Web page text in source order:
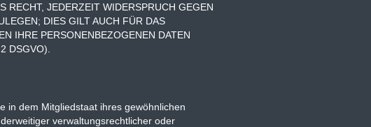
RECHT, JEDERZEIT WIDERSPRUCH GEGEN
DIES GILT AUCH FÜR DAS
IHRE PERSONENBEZOGENEN DATEN
DSGVO).
in dem Mitgliedstaat ihres gewöhnlichen
verwaltungsrechtlicher oder